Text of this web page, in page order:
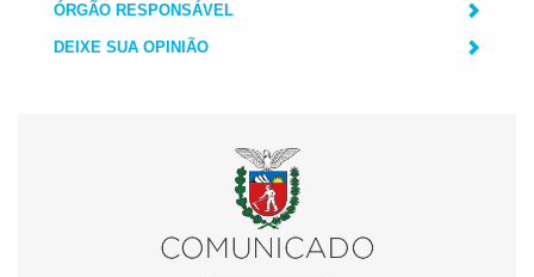
ÓRGÃO RESPONSÁVEL
DEIXE SUA OPINIÃO